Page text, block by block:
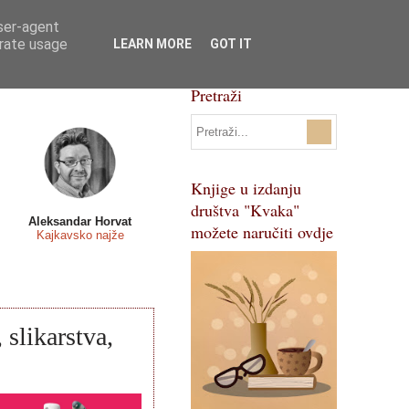
Svi natječaji
Pojmovnik
Aleksandar Horvat
Kajkavsko najže
slikarstva,
Pretraži
Knjige u izdanju
društva "Kvaka"
možete naručiti ovdje
agent
usage
LEARN MORE GOT IT